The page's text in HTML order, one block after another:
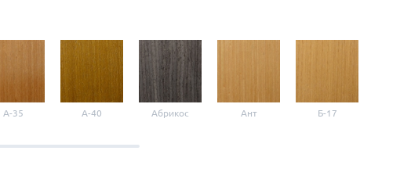
A-35 A-40 Абрикос Ант Б-17